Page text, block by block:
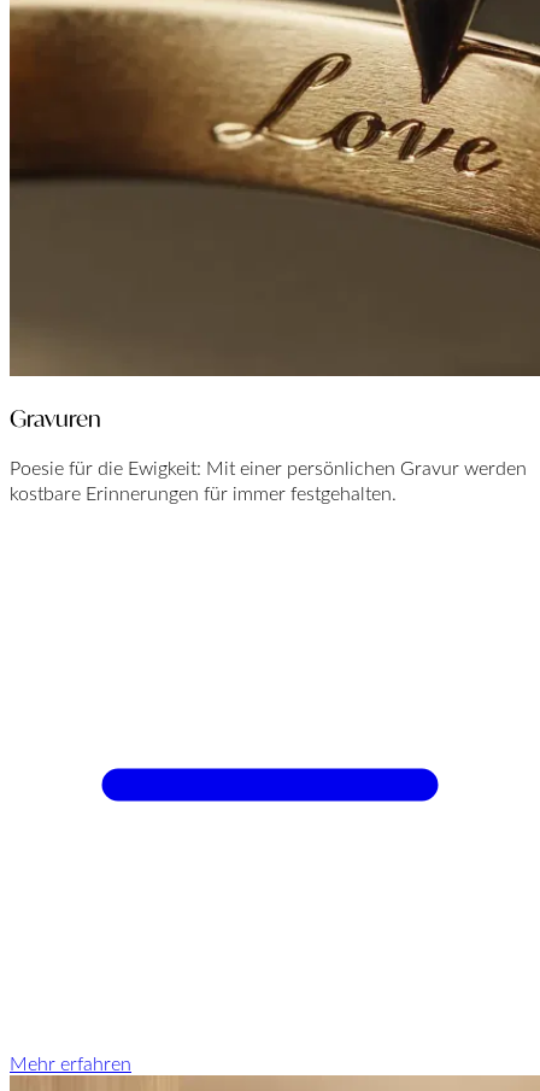
Gravuren
Poesie für die Ewigkeit: Mit einer persönlichen Gravur werden
kostbare Erinnerungen für immer festgehalten.
Mehr erfahren